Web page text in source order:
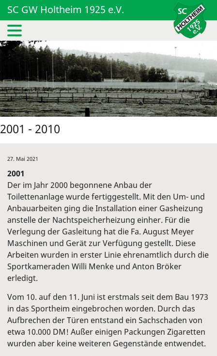
SC GW Holtheim 1925 e.V.
2001 - 2010
27. Mai 2021
2001
Der im Jahr 2000 begonnene Anbau der
Toilettenanlage wurde fertiggestellt. Mit den Um- und
Anbauarbeiten ging die Installation einer Gasheizung
anstelle der Nachtspeicherheizung einher. Für die
Verlegung der Gasleitung hat die Fa. August Meyer
Maschinen und Gerät zur Verfügung gestellt. Diese
Arbeiten wurden in erster Linie ehrenamtlich durch die
Sportkameraden Willi Menke und Anton Bröker
erledigt.
Vom 10. auf den 11. Juni ist erstmals seit dem Bau 1973
in das Sportheim eingebrochen worden. Durch das
Aufbrechen der Türen entstand ein Sachschaden von
etwa 10.000 DM! Außer einigen Packungen Zigaretten
wurden aber keine weiteren Gegenstände entwendet.